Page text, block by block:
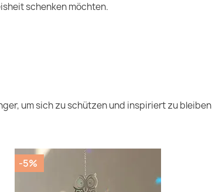
schenken möchten.
um sich zu schützen und inspiriert zu bleiben
-5%